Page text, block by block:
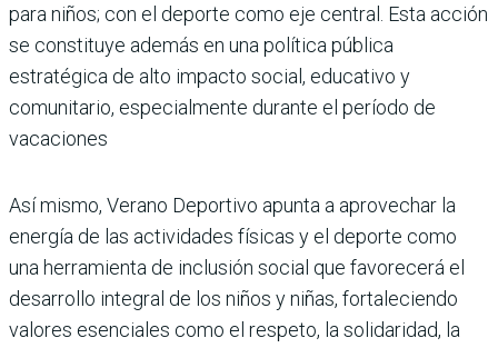
para niños; con el deporte como eje central. Esta acción
se constituye además en una política pública
estratégica de alto impacto social, educativo y
comunitario, especialmente durante el período de
vacaciones
Así mismo, Verano Deportivo apunta a aprovechar la
energía de las actividades físicas y el deporte como
una herramienta de inclusión social que favorecerá el
desarrollo integral de los niños y niñas, fortaleciendo
valores esenciales como el respeto, la solidaridad, la